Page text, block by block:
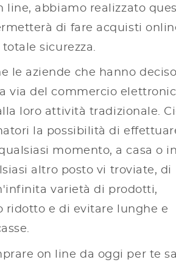
line, abbiamo realizzato
di fare acquisti
sicurezza.
le aziende che hanno
via del commercio
loro attività tradizionale.
la possibilità di
momento, a casa o
altro posto vi troviate, di
varietà di prodotti,
ridotto e di evitare lunghe e
on line da oggi per te